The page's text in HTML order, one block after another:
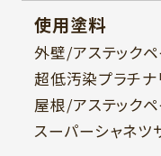
使用塗料
外壁/アステック
超低汚染プラチナ
屋根/アステック
スーパーシャネツ